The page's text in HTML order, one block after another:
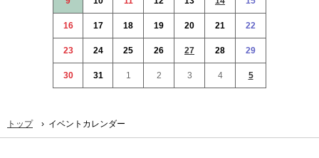
16 17 18 19 20 21 22
23 24 25 26 27 28 29
30 31 1 2 3 4 5
トップ › イベントカレンダー